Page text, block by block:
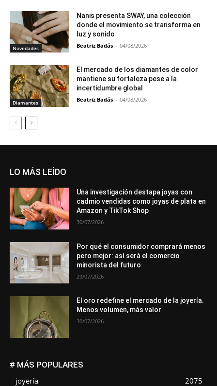
Novedades
Nanis presenta SWAY, una colección
donde el movimiento se transforma en
luz y sonido
Beatriz Badás - 04/08/2026
Diamantes
El mercado de los diamantes de color
mantiene su fortaleza pese a la
incertidumbre global
Beatriz Badás - 04/08/2026
LO MÁS LEÍDO
Una investigación destapa joyas con
cadmio vendidas como joyas de plata en
Amazon y TikTok Shop
30/07/2026
Por qué el consumidor comprará menos
pero mejor: así será el comercio
minorista del futuro
29/07/2026
El oro redefine el mercado de la joyería.
Menos volumen, más valor
30/07/2026
# MÁS POPULARES
joyería
2075